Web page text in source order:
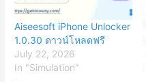
Aiseesoft iPhone Unlocker
1.0.30 ดาวน์โหลดฟรี
July 22, 2026
In "Simulation"